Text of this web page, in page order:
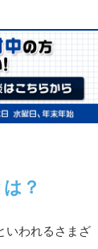
？
いわれるさまざ